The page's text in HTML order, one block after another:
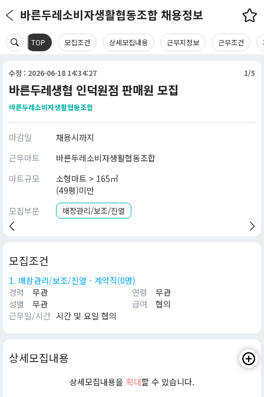
바른두레소비자생활협동조합 채용정보
TOP 모집조건 상세모집내용 근무지정보 근무조건
수정 : 2026-06-18 14:34:27 1/5
바른두레생협 인덕원점 판매원 모집
바른두레소비자생활협동조합
마감일
채용시까지
근무마트
바른두레소비자생활협동조합
마트규모
소형마트 > 165㎡
(49평)미만
모집부문
매장관리/보조/진열
모집조건
1. 매장관리/보조/진열 - 계약직(0명)
경력
무관 연령
무관
성별
무관 급여
협의
근무일/시간 시간 및 요일 협의
상세모집내용
상세모집내용을 확대할 수 있습니다.